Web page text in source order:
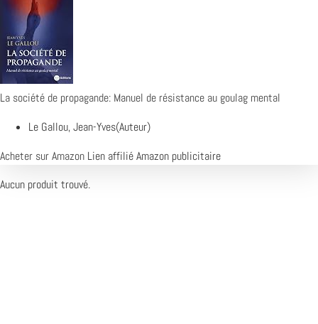
La société de propagande: Manuel de résistance au goulag mental
Le Gallou, Jean-Yves(Auteur)
Acheter sur Amazon Lien affilié Amazon publicitaire
Aucun produit trouvé.